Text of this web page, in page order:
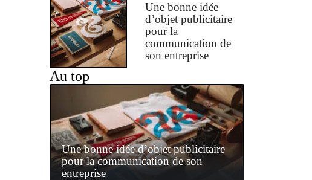
Une bonne idée
d’objet publicitaire
pour la
communication de
son entreprise
Au top
Une bonne idée d’objet publicitaire
pour la communication de son
entreprise